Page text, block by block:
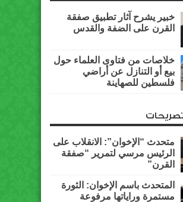
خبير يشرح آثار تطبيق صفقة
القرن على الضفة والقدس
خلاصات من فتاوى العلماء حول
بيع أو التنازل عن أراضي
فلسطين للصهاينة
متحدث “الإخوان”: الانقلاب على
الرئيس مرسي لتمرير “صفقة
القرن”
المتحدث باسم الإخوان: الثورة
مستمرة وراياتها مرفوعة